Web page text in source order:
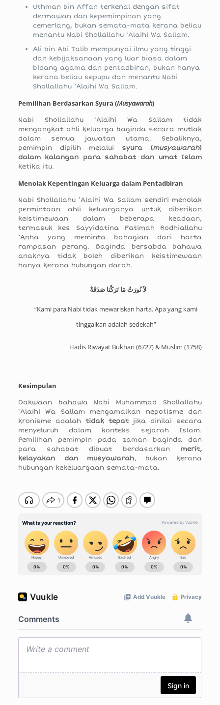
Uthman bin Affan terkenal dengan sifat
dermawan dan kepemimpinan yang
cemerlang, bukan semata-mata kerana beliau
menantu Nabi Shollallahu ‘Alaihi Wa Sallam.
Ali bin Abi Talib mempunyai ilmu yang tinggi
dan kebijaksanaan yang luar biasa dalam
bidang agama dan pentadbiran, bukan hanya
kerana beliau sepupu dan menantu Nabi
Shollallahu ‘Alaihi Wa Sallam.
Pemilihan Berdasarkan Syura (Musyawarah)
Nabi Shollallahu ‘Alaihi Wa Sallam tidak
mengangkat ahli keluarga baginda secara mutlak
dalam semua jawatan utama. Sebaliknya,
pemimpin dipilih melalui syura (musyawarah)
dalam kalangan para sahabat dan umat Islam
ketika itu.
Menolak Kepentingan Keluarga dalam Pentadbiran
Nabi Shollallahu ‘Alaihi Wa Sallam sendiri menolak
permintaan ahli keluarganya untuk diberikan
keistimewaan dalam beberapa keadaan,
termasuk kes Sayyidatina Fatimah Rodhiallahu
‘Anha yang meminta bahagian dari harta
rampasan perang. Baginda bersabda bahawa
anaknya tidak boleh diberikan keistimewaan
hanya kerana hubungan darah.
لاَ نُورَثُ مَا تَرَكْنَا صَدَقَةٌ ‏‏
“Kami para Nabi tidak mewariskan harta. Apa yang kami
tinggalkan adalah sedekah”
Hadis Riwayat Bukhari (6727) & Muslim (1758)
Kesimpulan
Dakwaan bahawa Nabi Muhammad Shollallahu
‘Alaihi Wa Sallam mengamalkan nepotisme dan
kronisme adalah tidak tepat jika dinilai secara
menyeluruh dalam konteks sejarah Islam.
Pemilihan pemimpin pada zaman baginda dan
para sahabat dibuat berdasarkan merit,
kelayakan dan musyawarah, bukan kerana
hubungan kekeluargaan semata-mata.